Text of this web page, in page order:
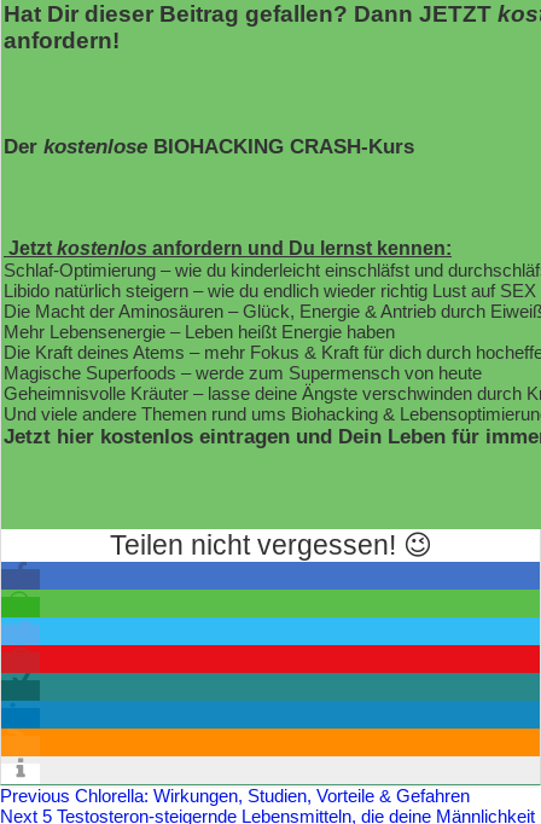
Hat Dir dieser Beitrag gefallen? Dann JETZT
anfordern!
Der kostenlose BIOHACKING CRASH-Kurs
Jetzt kostenlos anfordern und Du lernst kennen:
Schlaf-Optimierung – wie du kinderleicht einschläfst und
Libido natürlich steigern – wie du endlich wieder richtig Lust auf
Die Macht der Aminosäuren – Glück, Energie & Antrieb durch
Mehr Lebensenergie – Leben heißt Energie haben
Die Kraft deines Atems – mehr Fokus & Kraft für dich durch
Magische Superfoods – werde zum Supermensch von heute
Geheimnisvolle Kräuter – lasse deine Ängste verschwinden durch
Und viele andere Themen rund ums Biohacking &
Jetzt hier kostenlos eintragen und Dein Leben für
Teilen nicht vergessen! 😉
Previous Chlorella: Wirkungen, Studien, Vorteile & Gefahren
Next 5 Testosteron-steigernde Lebensmitteln, die deine Männlichkeit